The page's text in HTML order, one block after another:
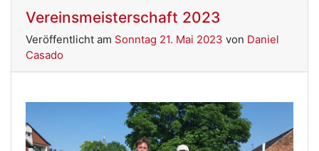
Vereinsmeisterschaft 2023
Veröffentlicht am Sonntag 21. Mai 2023 von Daniel
Casado